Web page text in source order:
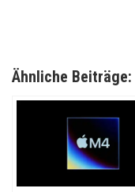
Ähnliche Beiträge: